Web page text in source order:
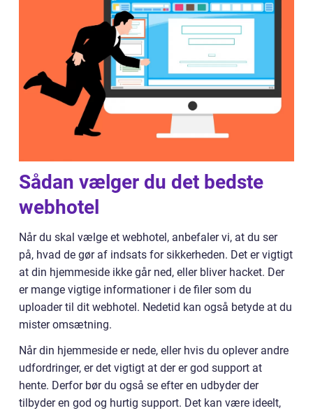
Sådan vælger du det bedste
webhotel
Når du skal vælge et webhotel, anbefaler vi, at du ser
på, hvad de gør af indsats for sikkerheden. Det er vigtigt
at din hjemmeside ikke går ned, eller bliver hacket. Der
er mange vigtige informationer i de filer som du
uploader til dit webhotel. Nedetid kan også betyde at du
mister omsætning.
Når din hjemmeside er nede, eller hvis du oplever andre
udfordringer, er det vigtigt at der er god support at
hente. Derfor bør du også se efter en udbyder der
tilbyder en god og hurtig support. Det kan være ideelt,